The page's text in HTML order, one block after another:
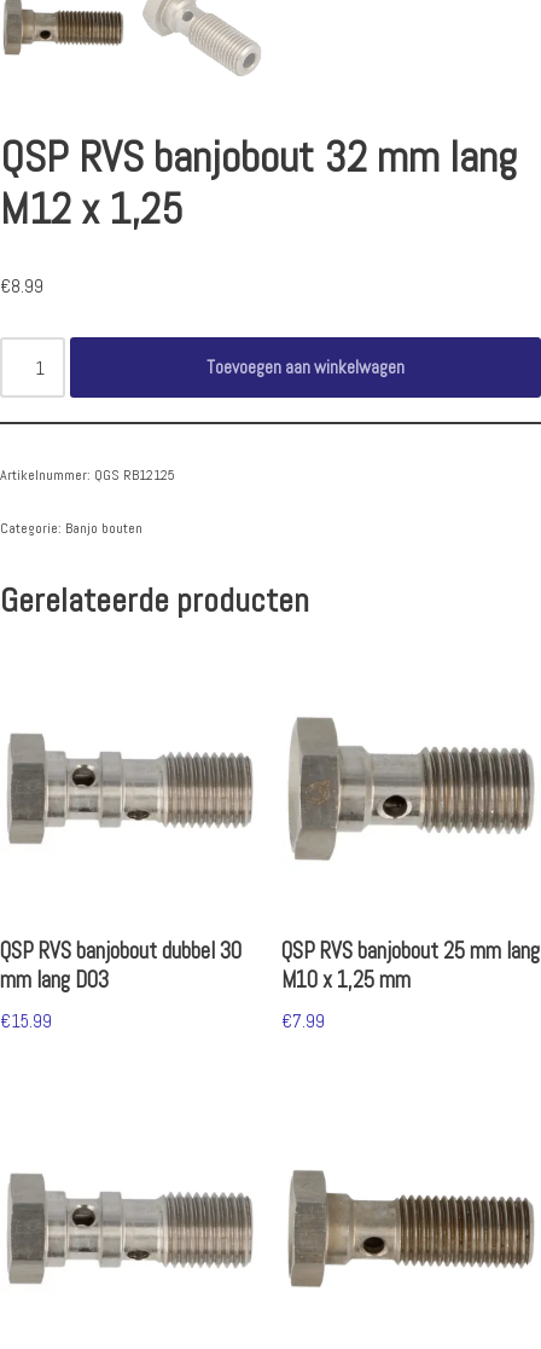
QSP RVS banjobout 32 mm lang
M12 x 1,25
€8.99
Toevoegen aan winkelwagen
Artikelnummer: QGS RB12125
Categorie: Banjo bouten
Gerelateerde producten
QSP RVS banjobout dubbel 30
mm lang D03
€15.99
QSP RVS banjobout 25 mm lang
M10 x 1,25 mm
€7.99